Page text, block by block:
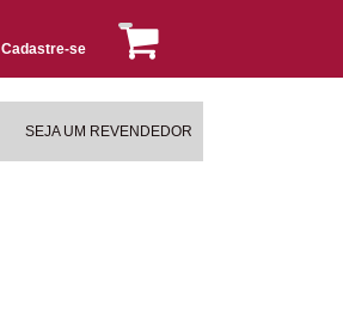
Cadastre-se
SEJA UM REVENDEDOR